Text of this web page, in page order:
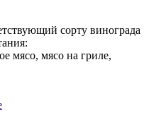
сорту винограда
мясо, мясо на гриле,